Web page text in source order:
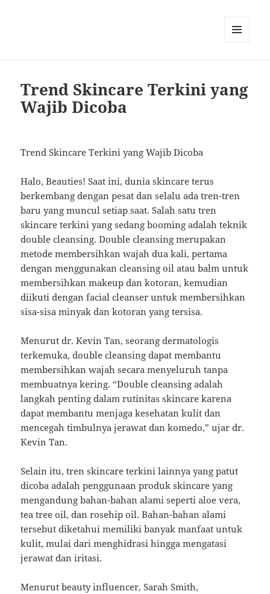
Trend Skincare Terkini yang
Wajib Dicoba
Trend Skincare Terkini yang Wajib Dicoba
Halo, Beauties! Saat ini, dunia skincare terus
berkembang dengan pesat dan selalu ada tren-tren
baru yang muncul setiap saat. Salah satu tren
skincare terkini yang sedang booming adalah teknik
double cleansing. Double cleansing merupakan
metode membersihkan wajah dua kali, pertama
dengan menggunakan cleansing oil atau balm untuk
membersihkan makeup dan kotoran, kemudian
diikuti dengan facial cleanser untuk membersihkan
sisa-sisa minyak dan kotoran yang tersisa.
Menurut dr. Kevin Tan, seorang dermatologis
terkemuka, double cleansing dapat membantu
membersihkan wajah secara menyeluruh tanpa
membuatnya kering. “Double cleansing adalah
langkah penting dalam rutinitas skincare karena
dapat membantu menjaga kesehatan kulit dan
mencegah timbulnya jerawat dan komedo,” ujar dr.
Kevin Tan.
Selain itu, tren skincare terkini lainnya yang patut
dicoba adalah penggunaan produk skincare yang
mengandung bahan-bahan alami seperti aloe vera,
tea tree oil, dan rosehip oil. Bahan-bahan alami
tersebut diketahui memiliki banyak manfaat untuk
kulit, mulai dari menghidrasi hingga mengatasi
jerawat dan iritasi.
Menurut beauty influencer, Sarah Smith,